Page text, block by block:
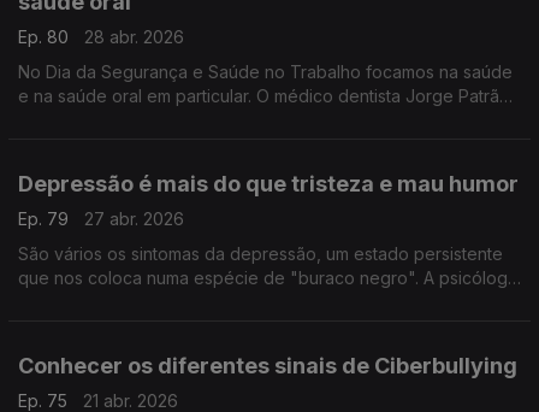
Ep. 80
28 abr. 2026
No Dia da Segurança e Saúde no Trabalho focamos na saúde
e na saúde oral em particular. O médico dentista Jorge Patrão
Depressão é mais do que tristeza e mau humor
Ep. 79
27 abr. 2026
São vários os sintomas da depressão, um estado persistente
que nos coloca numa espécie de "buraco negro". A psicóloga
Conhecer os diferentes sinais de Ciberbullying
Ep. 75
21 abr. 2026